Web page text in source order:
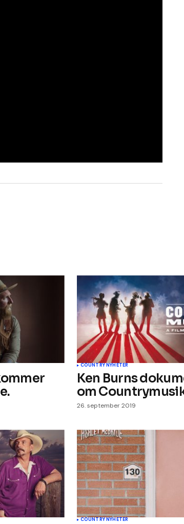
e-post
COUNTRY NYHETER
Ken Burns
om
26. september 2019
COUNTRY NYHETER